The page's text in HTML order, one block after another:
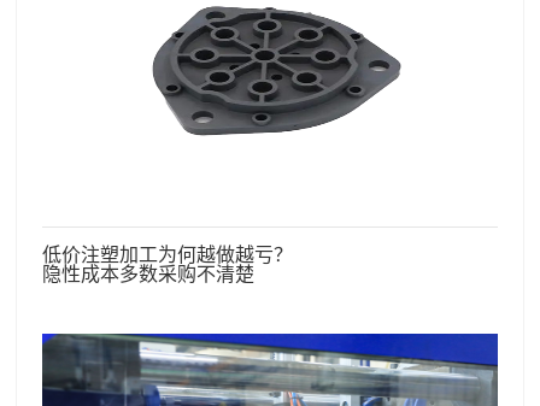
低价注塑加工为何越做越亏？
隐性成本多数采购不清楚